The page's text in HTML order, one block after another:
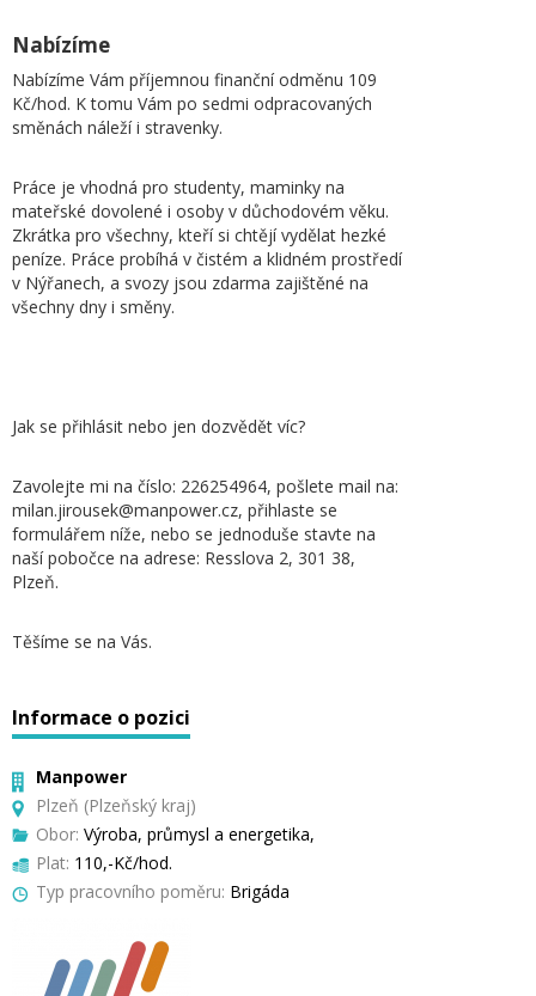
Nabízíme
Nabízíme Vám příjemnou finanční odměnu 109
Kč/hod. K tomu Vám po sedmi odpracovaných
směnách náleží i stravenky.
Práce je vhodná pro studenty, maminky na
mateřské dovolené i osoby v důchodovém věku.
Zkrátka pro všechny, kteří si chtějí vydělat hezké
peníze. Práce probíhá v čistém a klidném prostředí
v Nýřanech, a svozy jsou zdarma zajištěné na
všechny dny i směny.
Jak se přihlásit nebo jen dozvědět víc?
Zavolejte mi na číslo: 226254964, pošlete mail na:
milan.jirousek@manpower.cz, přihlaste se
formulářem níže, nebo se jednoduše stavte na
naší pobočce na adrese: Resslova 2, 301 38,
Plzeň.
Těšíme se na Vás.
Informace o pozici
Manpower
Plzeň (Plzeňský kraj)
Obor: Výroba, průmysl a energetika,
Plat: 110,-Kč/hod.
Typ pracovního poměru: Brigáda